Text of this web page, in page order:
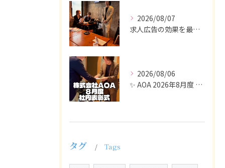
2026/08/07
求人広告の効果を最大化するために最も重要なのは、掲載タイミン...
2026/08/06
✨ AOA 2026年8月度 表彰式レポート ✨
タグ Tags